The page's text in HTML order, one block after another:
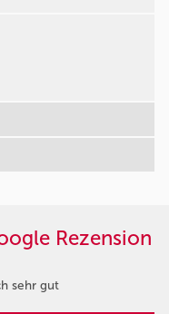
Rezension
sehr gut